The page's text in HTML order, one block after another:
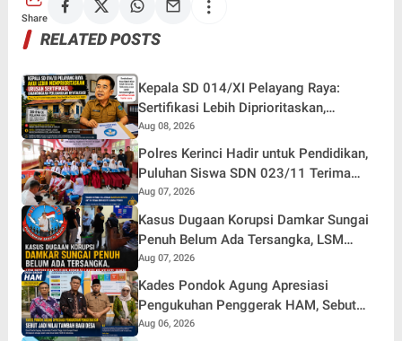
Share
RELATED POSTS
Kepala SD 014/XI Pelayang Raya:
Sertifikasi Lebih Diprioritaskan,
Revitalisasi Sekolah Belakangan
Aug 08, 2026
Polres Kerinci Hadir untuk Pendidikan,
Puluhan Siswa SDN 023/11 Terima
Bantuan Sepatu
Aug 07, 2026
Kasus Dugaan Korupsi Damkar Sungai
Penuh Belum Ada Tersangka, LSM
Petisi Sakti Siap Kembali Aksi Di Kejati
Jambi
Aug 07, 2026
Kades Pondok Agung Apresiasi
Pengukuhan Penggerak HAM, Sebut
Jadi Nilai Tambah bagi Desa
Aug 06, 2026